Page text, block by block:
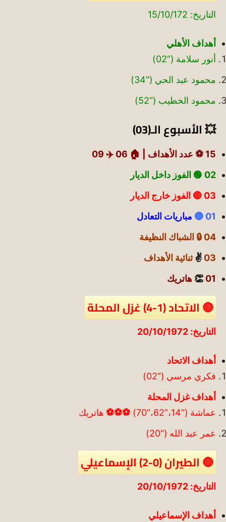
التاريخ: 15/10/172
أهداف الأهلي
أنور سلامة (“02)
محمود عبد الحي (“34)
محمود الخطيب (“52)
💥 الأسبوع الـ(03)
15 ⚽ عدد الأهداف | 🏠 06
✈️ 09
02 🟢
الفوز داخل الديار
03 🔴 الفوز خارج الديار
01 🔵
مباريات التعادل
04 🔒 الشباك النظيفة
03
✌️ ثنائية الأهداف
01
👏 هاتريك
🔴 الاتحاد (1-4) غزل المحلة
التاريخ: 20/10/1972
أهداف الاتحاد
فكري مرسي (“02)
أهداف غزل المحلة
عماشة (“14،”62،”70)
⚽
⚽
⚽ هاتريك
عمر عبد الله (“20)
🔴 الطيران (0-2) الإسماعيلي
التاريخ: 20/10/1972
أهداف الإسماعيلي